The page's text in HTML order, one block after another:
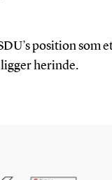
position
herinde.